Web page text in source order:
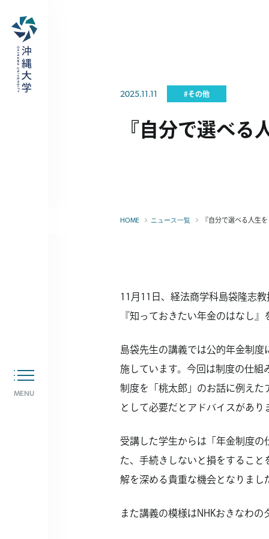
MENU
2025.11.11 #その他
『自分で選べる
HOME ニュース一覧 『自分で選べる人生
11月11日、経法商学科島袋隆志
『知っておきたい年金のはなし
島袋先生の講義では公的年金制
施しています。今回は制度の仕組
制度を「桃太郎」のお話に例え
として必要だとアドバイスがあり
受講した学生からは「年金制度
た、手続きしないと損をするこ
解を深める貴重な機会となりまし
また講義の模様はNHKおきなわ